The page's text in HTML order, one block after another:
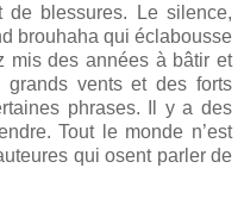
de blessures. Le silence,
brouhaha qui éclabousse
mis des années à bâtir et
vents et des forts
phrases. Il y a des
Tout le monde n’est
qui osent parler de